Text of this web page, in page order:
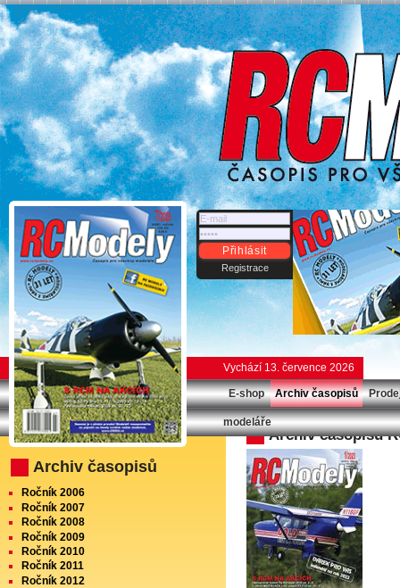
Přihlásit
Registrace
Vychází 13. července 2026
Archiv časopisů
Ročník 2006
Ročník 2007
Ročník 2008
Ročník 2009
Ročník 2010
Ročník 2011
Ročník 2012
Archiv časopisu
E-shop Archiv časopisů
modeláře